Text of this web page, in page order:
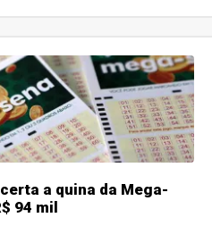
a quina da Mega-
94 mil